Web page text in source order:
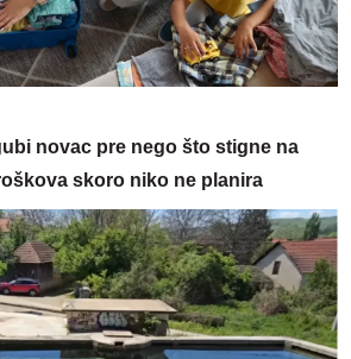
novac pre nego što stigne na
skoro niko ne planira